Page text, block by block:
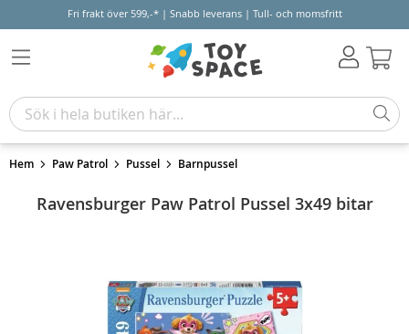
Fri frakt över 599,-* | Snabb leverans | Tull- och momsfritt
Hem Paw Patrol Pussel Barnpussel
Ravensburger Paw Patrol Pussel 3x49 bitar